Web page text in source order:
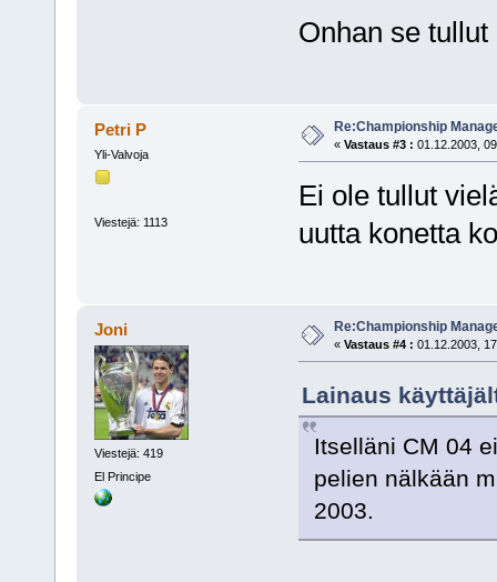
Onhan se
Petri P
Yli-Valvoja
Viestejä: 1113
Re:Championship
« Vastaus #3 : 01.12.2003,
Ei ole tullut
uutta konetta
Joni
Viestejä: 419
El Principe
Re:Championship
« Vastaus #4 : 01.12.2003,
Lainaus
Itselläni CM 04
pelien nälkään
2003.